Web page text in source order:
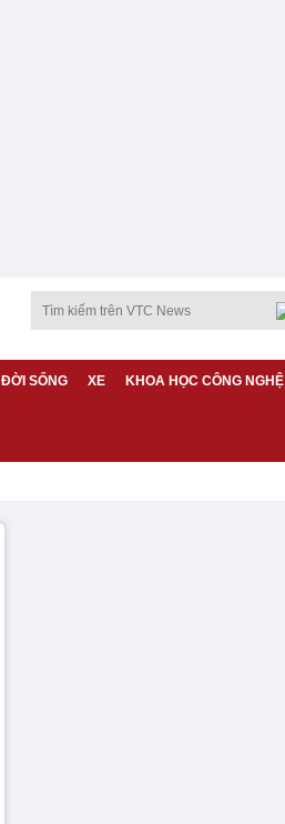
ĐỜI SỐNG XE KHOA HỌC CÔNG NGHỆ